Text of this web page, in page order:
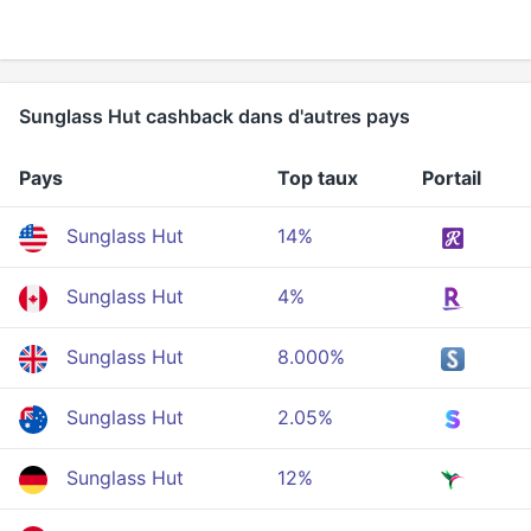
Sunglass Hut cashback dans d'autres pays
Pays Top taux Portail
Sunglass Hut 14%
Sunglass Hut 4%
Sunglass Hut 8.000%
Sunglass Hut 2.05%
Sunglass Hut 12%